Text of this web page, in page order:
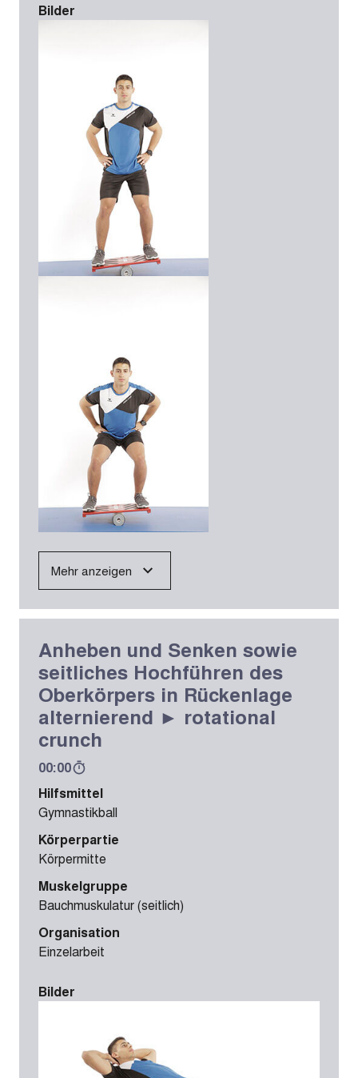
Bilder
Mehr anzeigen
Anheben und Senken sowie
seitliches Hochführen des
Oberkörpers in Rückenlage
alternierend ► rotational
crunch
00:00
Hilfsmittel
Gymnastikball
Körperpartie
Körpermitte
Muskelgruppe
Bauchmuskulatur (seitlich)
Organisation
Einzelarbeit
Bilder